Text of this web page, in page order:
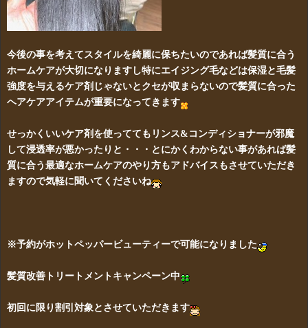
今後の事を考えてスタイルを綺麗に保ちたいのであれば髪質に合う
ホームケアが大切になりますし特にエイジング毛などは保湿と毛髪
強度を与えるケア剤じゃないとクセが収まらないので髪質に合った
ヘアケアアイテムが重要になってきます
せっかくいいケア剤を使っててもリンス&コンディショナーが邪魔
して浸透率が悪かったりと・・・とにかくわからない事があれば髪
質に合う最適なホームケアのやり方もアドバイスもさせていただき
ますので気軽に聞いてくださいね
※予約がホットペッパービューティーで可能になりました
髪質改善トリートメントキャンペーン中
初回に限り割引対象とさせていただきます